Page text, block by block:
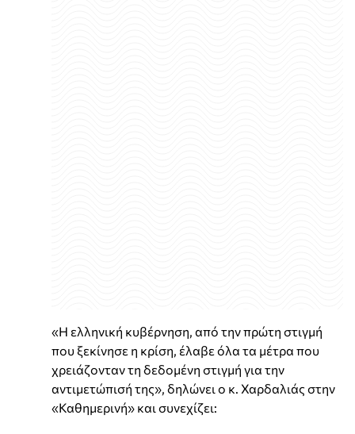
«Η ελληνική κυβέρνηση, από την πρώτη στιγμή
που ξεκίνησε η κρίση, έλαβε όλα τα μέτρα που
χρειάζονταν τη δεδομένη στιγμή για την
αντιμετώπισή της», δηλώνει ο κ. Χαρδαλιάς στην
«Καθημερινή» και συνεχίζει: